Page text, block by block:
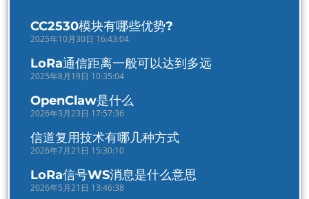
CC2530模块有哪些优势?
2025年10月30日 16:43:04
LoRa通信距离一般可以达到多远
2025年8月19日 10:35:04
OpenClaw是什么
2026年3月23日 17:57:36
信道复用技术有哪几种方式
2026年7月21日 15:30:10
LoRa信号WS消息是什么意思
2026年5月21日 13:46:38